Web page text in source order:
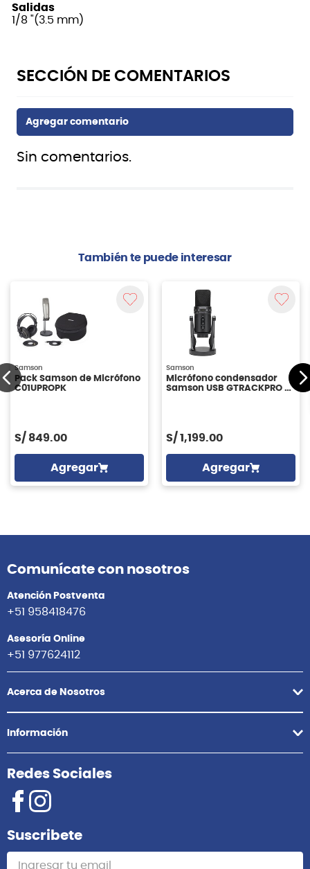
Salidas
1/8 "(3.5 mm)
Sin comentarios.
También te puede interesar
Samson
Pack Samson de Micrófono
C01UPROPK
S/ 849.00
Agregar
Samson
Micrófono condensador
Samson USB GTRACKPRO -
S/ 1,199.00
Agregar
Comunícate con nosotros
Atención Postventa
+51 958418476
Asesoría Online
+51 977624112
Acerca de Nosotros
Información
Redes Sociales
Suscribete